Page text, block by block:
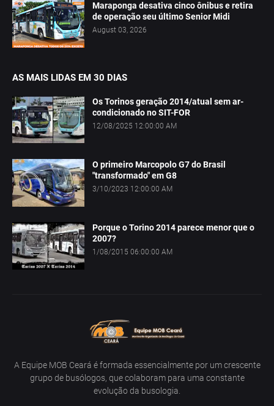
Maraponga desativa cinco ônibus e retira
de operação seu último Senior Midi
August 03, 2026
AS MAIS LIDAS EM 30 DIAS
Os Torinos geração 2014/atual sem ar-
condicionado no SIT-FOR
12/08/2025 12:00:00 AM
O primeiro Marcopolo G7 do Brasil
"transformado" em G8
3/10/2023 12:00:00 AM
Porque o Torino 2014 parece menor que o
2007?
1/08/2015 06:00:00 AM
A Equipe MOB Ceará é formada essencialmente por um crescente
grupo de busólogos, que colaboram para uma constante
evolução da busologia.